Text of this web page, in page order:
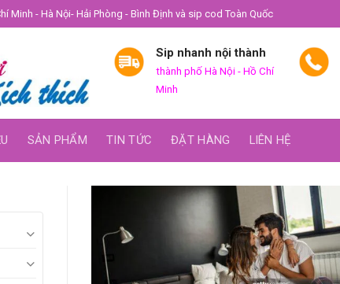
Minh - Hà Nội- Hải Phòng - Bình Định và sip cod Toàn Quốc
Sip nhanh nội thành
thành phố Hà Nội - Hồ Chí
Minh
SẢN PHẨM TIN TỨC ĐẶT HÀNG LIÊN HỆ